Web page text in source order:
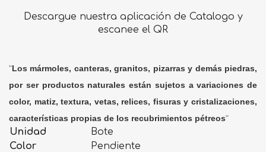
Descargue nuestra aplicación de Catalogo y
escanee el QR
"Los mármoles, canteras, granitos, pizarras y demás piedras,
por ser productos naturales están sujetos a variaciones de
color, matiz, textura, vetas, relices, fisuras y cristalizaciones,
características propias de los recubrimientos pétreos"
Unidad
Bote
Color
Pendiente